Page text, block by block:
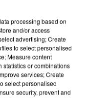
processing based on
and/or access
advertising; Create
to select personalised
Measure content
statistics or combinations
services; Create
select personalised
security, prevent and